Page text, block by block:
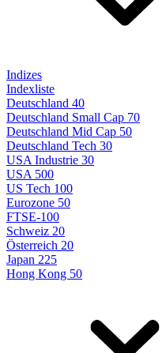
Indizes
Indexliste
Deutschland 40
Deutschland Small Cap 70
Deutschland Mid Cap 50
Deutschland Tech 30
USA Industrie 30
USA 500
US Tech 100
Eurozone 50
FTSE-100
Schweiz 20
Österreich 20
Japan 225
Hong Kong 50